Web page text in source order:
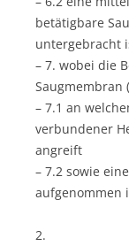
betätigbare
untergebracht
– 7. wobei die
Saugmembran
– 7.1 an
verbundener
angreift
– 7.2 sowie
aufgenommen
2.